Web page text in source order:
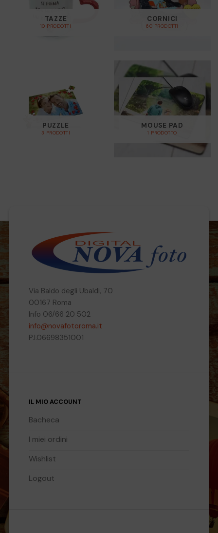
TAZZE
10 PRODOTTI
CORNICI
60 PRODOTTI
PUZZLE
3 PRODOTTI
MOUSE PAD
1 PRODOTTO
Via Baldo degli Ubaldi, 70
00167 Roma
Info 06/66 20 502
info@novafotoroma.it
P.I.06698351001
IL MIO ACCOUNT
Bacheca
I miei ordini
Wishlist
Logout